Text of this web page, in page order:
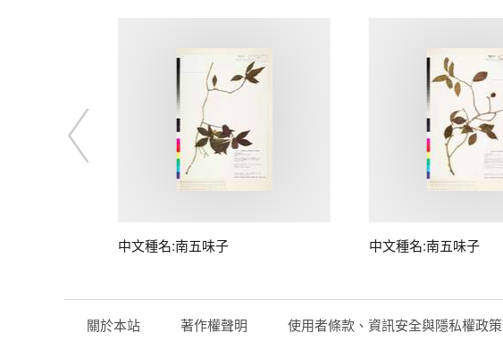
中文種名:南五味子 中文種名:南五味子
關於本站 著作權聲明 使用者條款、資訊安全與隱私權政策